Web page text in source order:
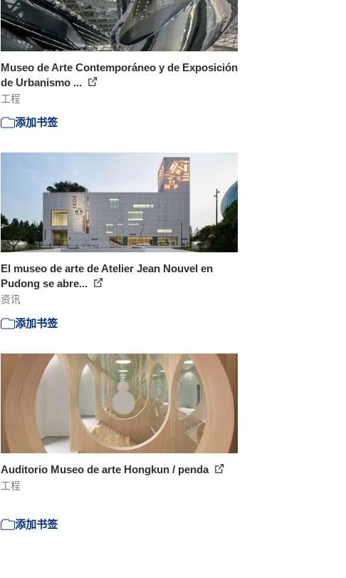
Museo de Arte Contemporáneo y de Exposición
de Urbanismo ...
工程
添加书签
El museo de arte de Atelier Jean Nouvel en
Pudong se abre...
资讯
添加书签
Auditorio Museo de arte Hongkun / penda
工程
添加书签